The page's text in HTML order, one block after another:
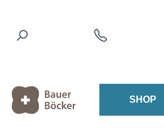
SHOP